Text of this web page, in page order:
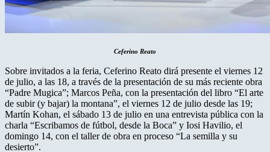
Ceferino Reato
Sobre invitados a la feria, Ceferino Reato dirá presente el viernes 12
de julio, a las 18, a través de la presentación de su más reciente obra
“Padre Mugica”; Marcos Peña, con la presentación del libro “El arte
de subir (y bajar) la montana”, el viernes 12 de julio desde las 19;
Martín Kohan, el sábado 13 de julio en una entrevista pública con la
charla “Escribamos de fútbol, desde la Boca” y Iosi Havilio, el
domingo 14, con el taller de obra en proceso “La semilla y su
desierto”.